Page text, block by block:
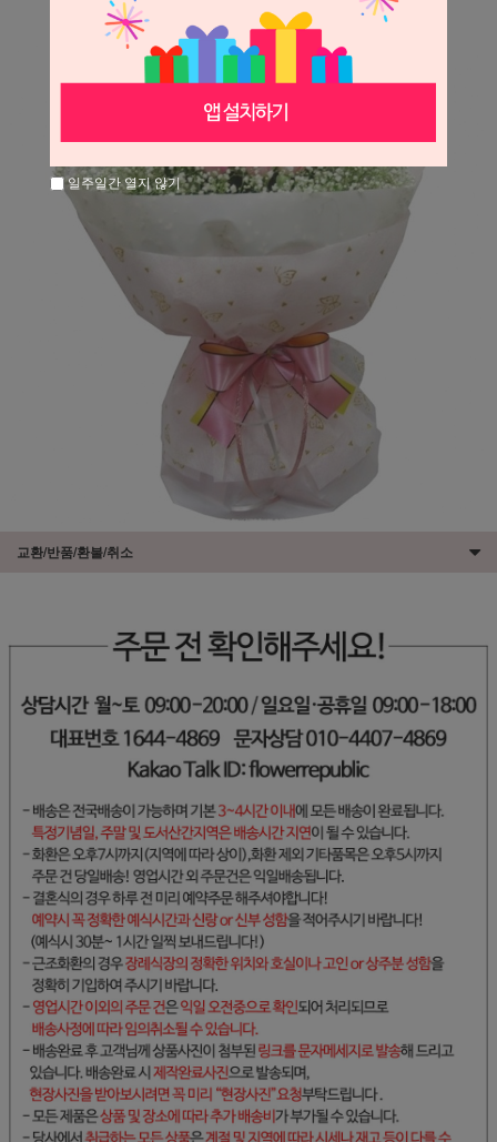
장미는 시세 변동에 따라 가격이 달라질 수 있으니
문의 후 주문 바랍니다.
교환/반품/환불/취소
일주일간 열지 않기